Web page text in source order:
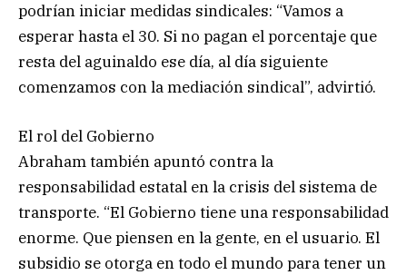
podrían iniciar medidas sindicales: “Vamos a
esperar hasta el 30. Si no pagan el porcentaje que
resta del aguinaldo ese día, al día siguiente
comenzamos con la mediación sindical”, advirtió.
El rol del Gobierno
Abraham también apuntó contra la
responsabilidad estatal en la crisis del sistema de
transporte. “El Gobierno tiene una responsabilidad
enorme. Que piensen en la gente, en el usuario. El
subsidio se otorga en todo el mundo para tener un